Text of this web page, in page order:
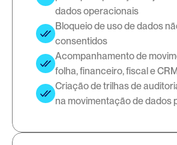
dados operacionais
Bloqueio de uso de dados
consentidos
Acompanhamento de
folha, financeiro, fiscal e
Criação de trilhas de
na movimentação de dados